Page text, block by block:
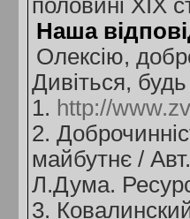
половині ХІХ
Наша
Олексію,
Дивіться,
1. http://
2.
майбутнє /
Л.Дума.
3.